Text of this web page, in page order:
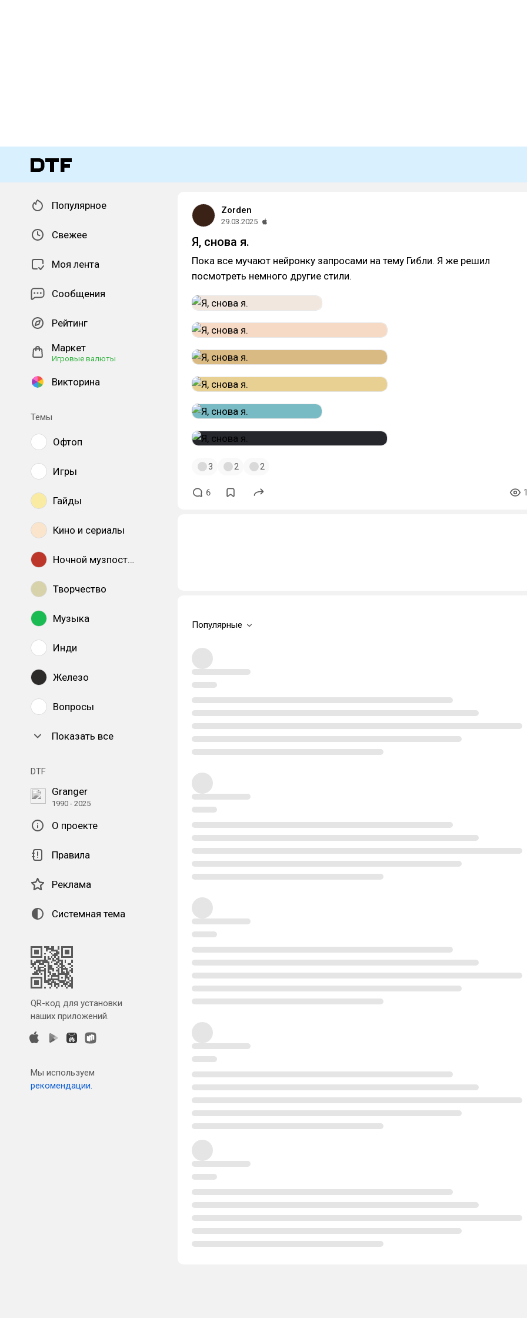
Популярное
Свежее
Моя лента
Сообщения
Рейтинг
Маркет
Игровые валюты
Викторина
Темы
Офтоп
Игры
Гайды
Кино и сериалы
Ночной музпостинг
Творчество
Музыка
Инди
Железо
Вопросы
Показать все
DTF
Granger
1990 - 2025
О проекте
Правила
Реклама
Системная тема
QR-код для установки
наших приложений.
Мы используем
рекомендации.
Zorden
29.03.2025
Я, снова я.
Пока все мучают нейронку запросами на тему Гибли. Я же решил
посмотреть немного другие стили.
3 2 2
6
Популярные